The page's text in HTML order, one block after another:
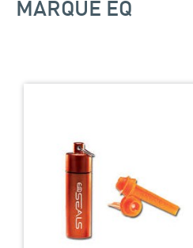
MARQUE EQ